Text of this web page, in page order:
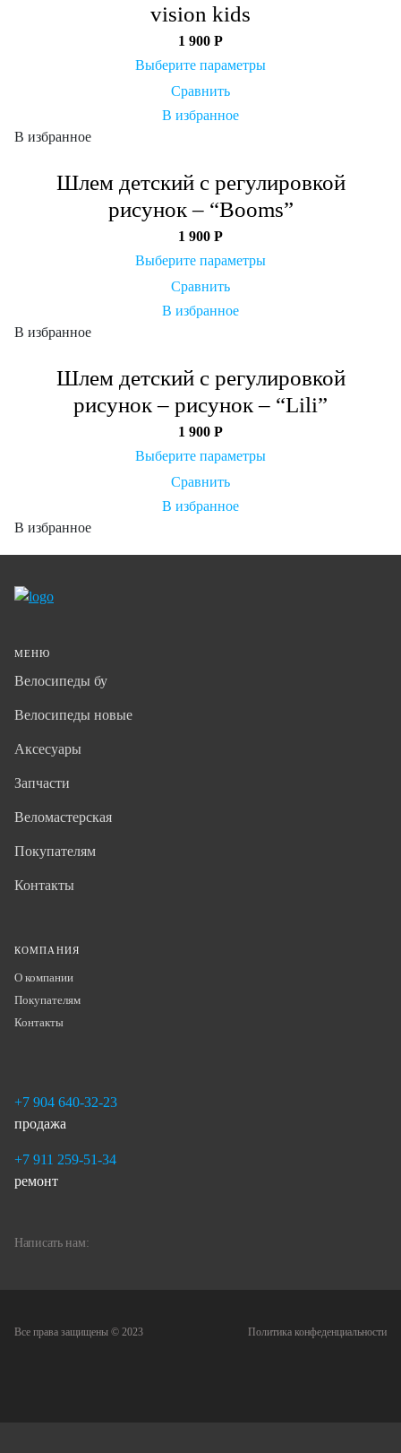
vision kids
1 900 Р
Выберите параметры
Сравнить
В избранное
В избранное
Шлем детский с регулировкой
рисунок – “Booms”
1 900 Р
Выберите параметры
Сравнить
В избранное
В избранное
Шлем детский с регулировкой
рисунок – рисунок – “Lili”
1 900 Р
Выберите параметры
Сравнить
В избранное
В избранное
МЕНЮ
Велосипеды бу
Велосипеды новые
Аксесуары
Запчасти
Веломастерская
Покупателям
Контакты
КОМПАНИЯ
О компании
Покупателям
Контакты
+7 904 640-32-23
продажа
+7 911 259-51-34
ремонт
Написать нам:
Все права защищены © 2023 Политика конфеденциальности